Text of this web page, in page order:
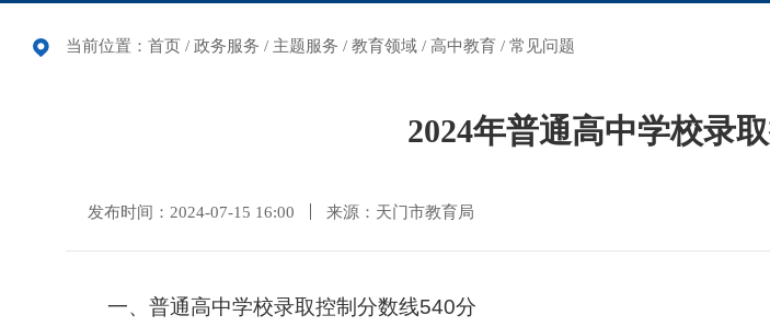
当前位置： 首页 / 政务服务 / 主题服务 / 教育领域 / 高中教育 / 常见问题
2024年普通高中学校录
发布时间：2024-07-15 16:00 来源：天门市教育局
一、普通高中学校录取控制分数线540分